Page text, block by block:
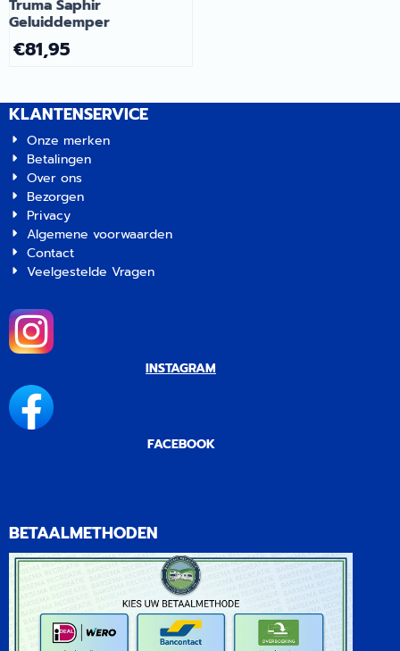
Truma Saphir
Geluiddemper
€81,95
KLANTENSERVICE
Onze merken
Betalingen
Over ons
Bezorgen
Privacy
Algemene voorwaarden
Contact
Veelgestelde Vragen
INSTAGRAM
FACEBOOK
BETAALMETHODEN